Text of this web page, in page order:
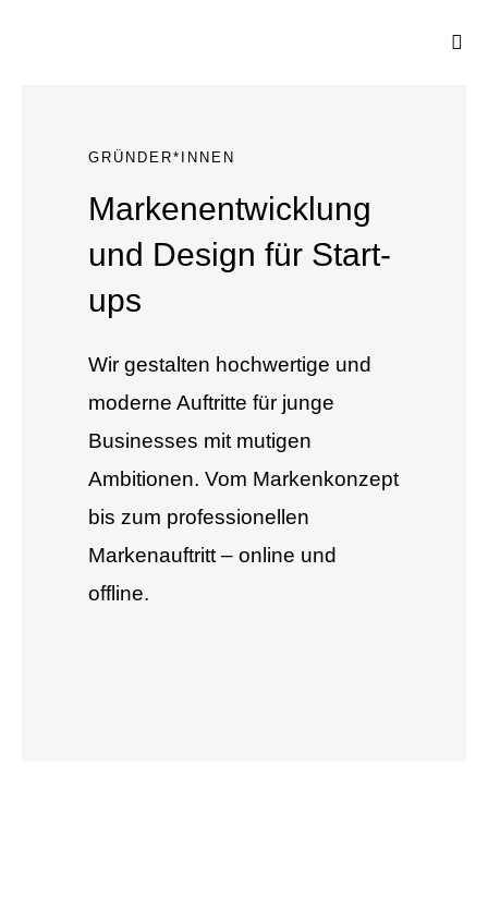
GRÜNDER*INNEN
Markenentwicklung
und Design für Start-
ups
Wir gestalten hochwertige und
moderne Auftritte für junge
Businesses mit mutigen
Ambitionen. Vom Markenkonzept
bis zum professionellen
Markenauftritt – online und
offline.